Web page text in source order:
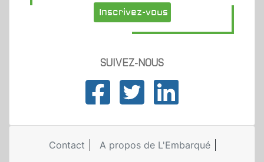
Inscrivez-vous
SUIVEZ-NOUS
Contact
A propos de L'Embarqué